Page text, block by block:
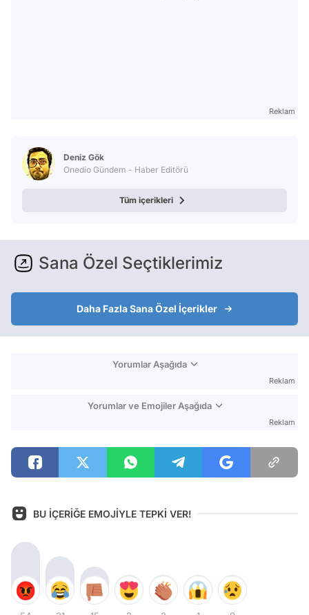
Reklam
Deniz Gök
Onedio Gündem - Haber Editörü
Tüm içerikleri
Sana Özel Seçtiklerimiz
Daha Fazla Sana Özel İçerikler
Yorumlar Aşağıda
Reklam
Yorumlar ve Emojiler Aşağıda
Reklam
BU İÇERİĞE EMOJİYLE TEPKİ VER!